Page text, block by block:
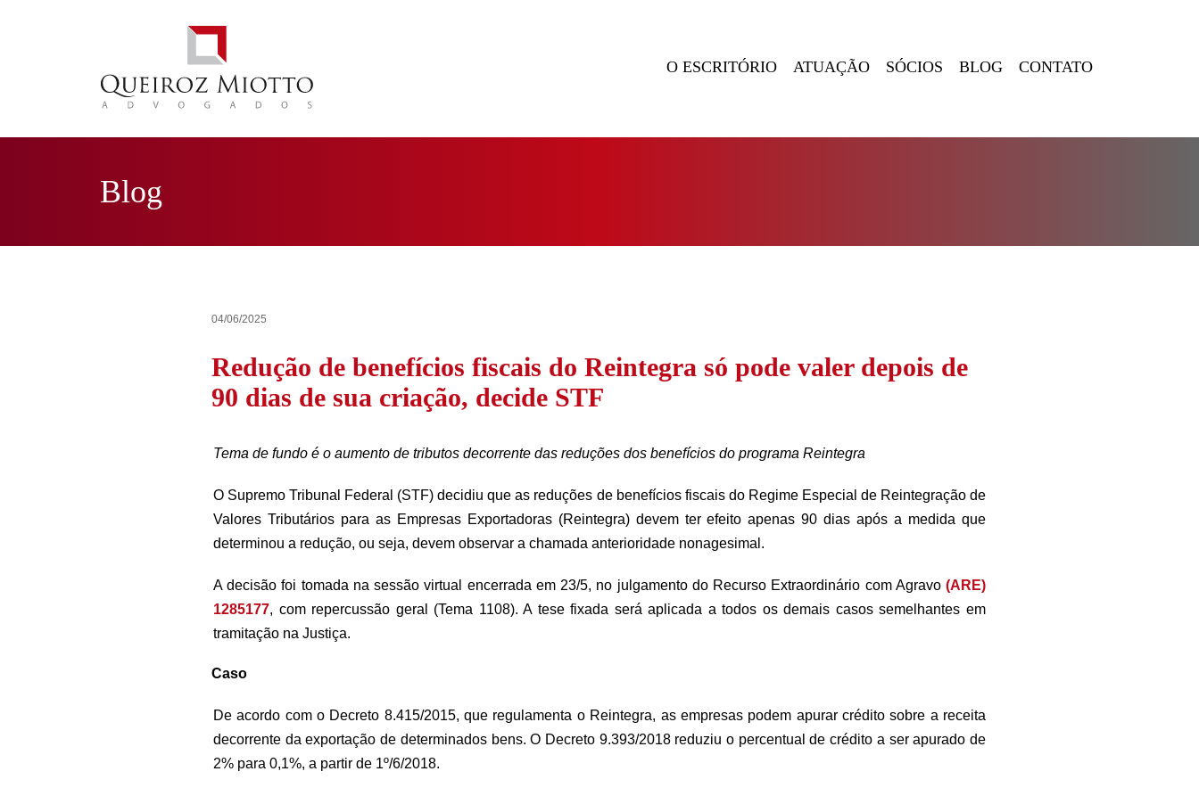
O ESCRITÓRIO ATUAÇÃO SÓCIOS BLOG CONTATO
Blog
04/06/2025
Redução de benefícios fiscais do Reintegra só pode valer depois de
90 dias de sua criação, decide STF
Tema de fundo é o aumento de tributos decorrente das reduções dos benefícios do programa Reintegra
O Supremo Tribunal Federal (STF) decidiu que as reduções de benefícios fiscais do Regime Especial de Reintegração de
Valores Tributários para as Empresas Exportadoras (Reintegra) devem ter efeito apenas 90 dias após a medida que
determinou a redução, ou seja, devem observar a chamada anterioridade nonagesimal.
A decisão foi tomada na sessão virtual encerrada em 23/5, no julgamento do Recurso Extraordinário com Agravo (ARE)
1285177, com repercussão geral (Tema 1108). A tese fixada será aplicada a todos os demais casos semelhantes em
tramitação na Justiça.
Caso
De acordo com o Decreto 8.415/2015, que regulamenta o Reintegra, as empresas podem apurar crédito sobre a receita
decorrente da exportação de determinados bens. O Decreto 9.393/2018 reduziu o percentual de crédito a ser apurado de
2% para 0,1%, a partir de 1º/6/2018.